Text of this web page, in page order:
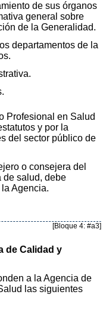
de sus órganos
general sobre
de la Generalidad.
departamentos de la
Profesional en Salud
y por la
del sector público de
o consejera del
de salud, debe
Agencia.
[Bloque 4: #a3]
de Calidad y
a la Agencia de
las siguientes